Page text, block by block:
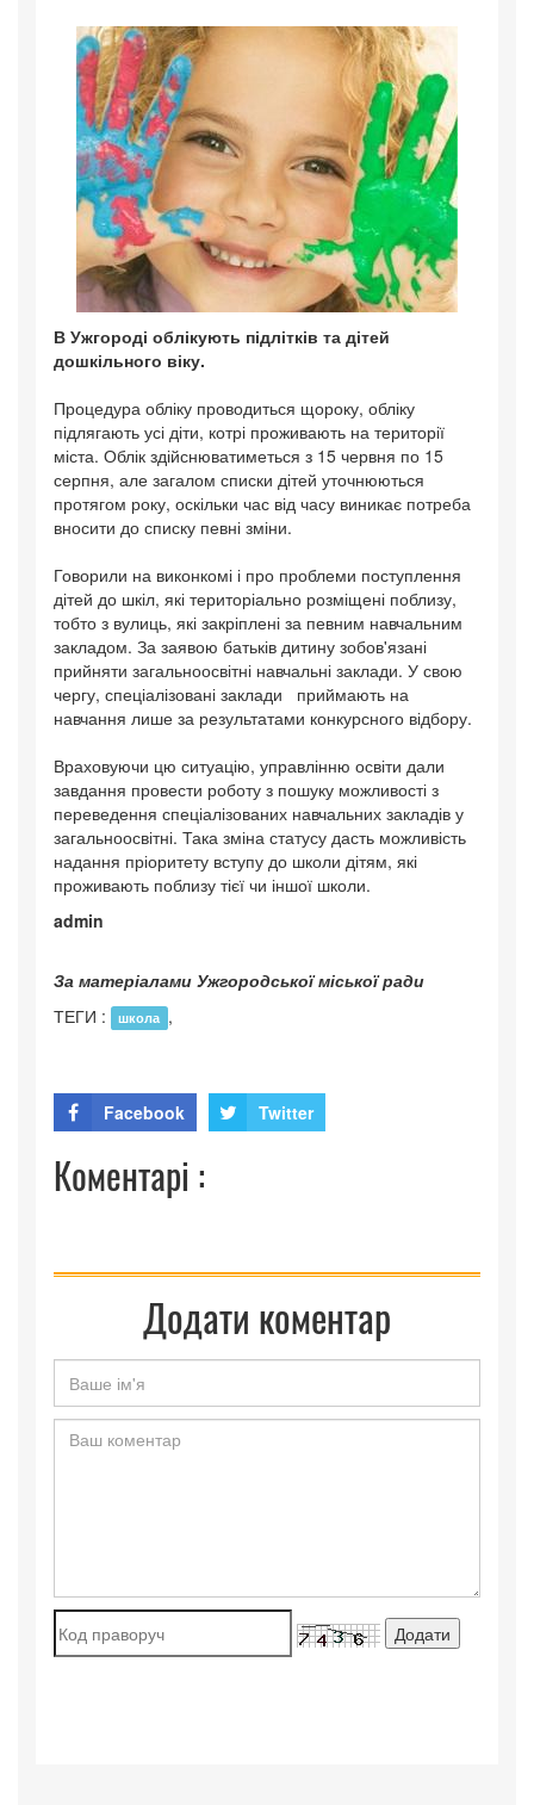
В Ужгороді облікують підлітків та дітей
дошкільного віку.
Процедура обліку проводиться щороку, обліку
підлягають усі діти, котрі проживають на території
міста. Облік здійснюватиметься з 15 червня по 15
серпня, але загалом списки дітей уточнюються
протягом року, оскільки час від часу виникає потреба
вносити до списку певні зміни.
Говорили на виконкомі і про проблеми поступлення
дітей до шкіл, які територіально розміщені поблизу,
тобто з вулиць, які закріплені за певним навчальним
закладом. За заявою батьків дитину зобов'язані
прийняти загальноосвітні навчальні заклади. У свою
чергу, спеціалізовані заклади приймають на
навчання лише за результатами конкурсного відбору.
Враховуючи цю ситуацію, управлінню освіти дали
завдання провести роботу з пошуку можливості з
переведення спеціалізованих навчальних закладів у
загальноосвітні. Така зміна статусу дасть можливість
надання пріоритету вступу до школи дітям, які
проживають поблизу тієї чи іншої школи.
admin
За матеріалами Ужгородської міської ради
ТЕГИ :
школа ,
Facebook Twitter
Коментарі :
Додати коментар